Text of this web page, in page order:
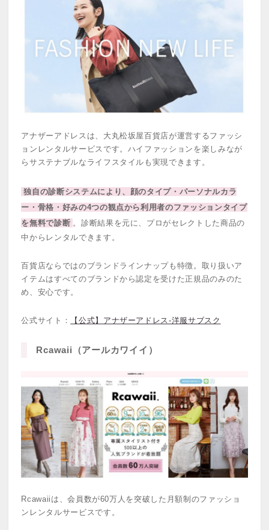
アナザーアドレスは、大丸松坂屋百貨店が運営するファッシ
ョンレンタルサービスです。ハイファッションを楽しみなが
らサステナブルなライフスタイルも実現できます。
独自の診断システムにより、顔のタイプ・パーソナルカラ
ー・骨格・好みの4つの観点から利用者のファッションタイプ
を無料で診断 。診断結果を元に、プロがセレクトした商品の
中からレンタルできます。
百貨店ならではのブランドラインナップも特徴。取り扱いア
イテムはすべてのブランドから認定を受けた正規品のみのた
め、安心です。
公式サイト： 【公式】アナザーアドレス-洋服サブスク
Rcawaii（アールカワイイ）
Rcawaiiは、会員数が60万人を突破した月額制のファッショ
ンレンタルサービスです。